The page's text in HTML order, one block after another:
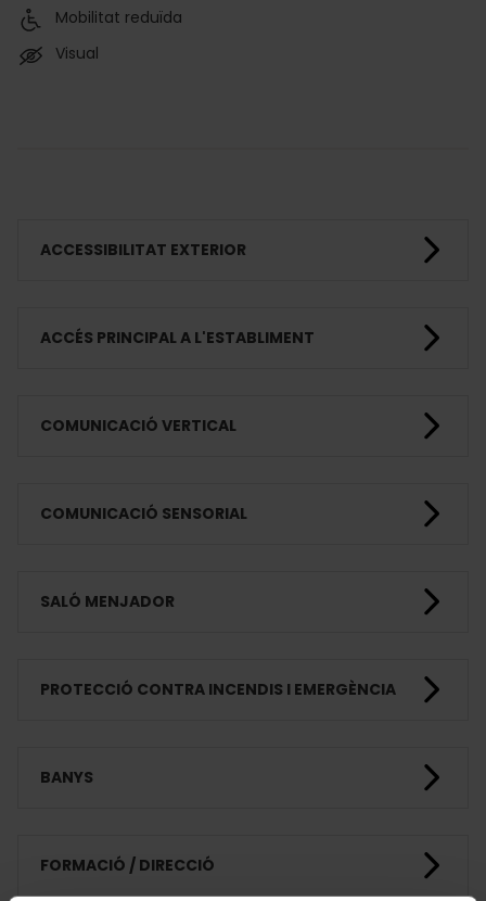
Mobilitat reduïda
Visual
ACCESSIBILITAT EXTERIOR
ACCÉS PRINCIPAL A L'ESTABLIMENT
COMUNICACIÓ VERTICAL
COMUNICACIÓ SENSORIAL
SALÓ MENJADOR
PROTECCIÓ CONTRA INCENDIS I EMERGÈNCIA
BANYS
FORMACIÓ / DIRECCIÓ